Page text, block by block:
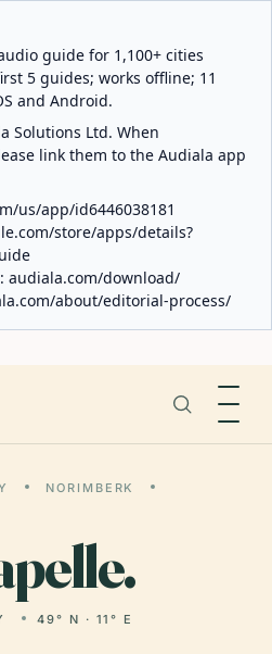
guide for 1,100+ cities
5 guides; works offline; 11
and Android.
Solutions Ltd. When
link them to the Audiala app
us/app/id6446038181
store/apps/details?
audiala.com/download/
about/editorial-process/
NORIMBERK
49° N · 11° E